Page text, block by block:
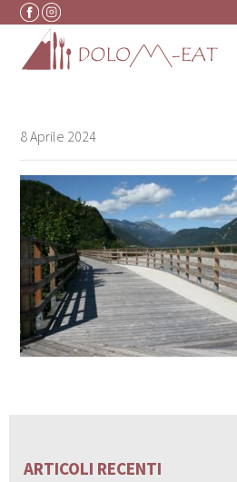
Vai al contenuto
8 Aprile 2024
ARTICOLI RECENTI